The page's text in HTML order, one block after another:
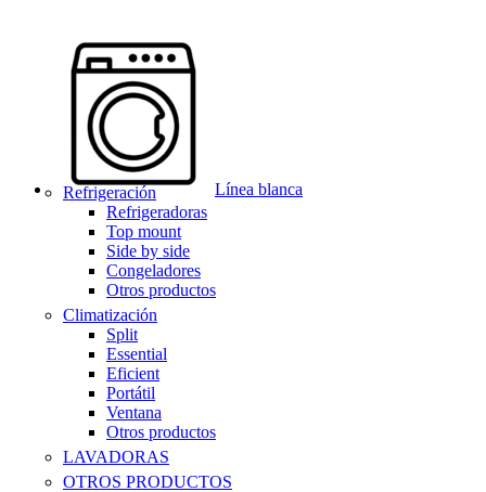
Línea blanca
Refrigeración
Refrigeradoras
Top mount
Side by side
Congeladores
Otros productos
Climatización
Split
Essential
Eficient
Portátil
Ventana
Otros productos
LAVADORAS
OTROS PRODUCTOS